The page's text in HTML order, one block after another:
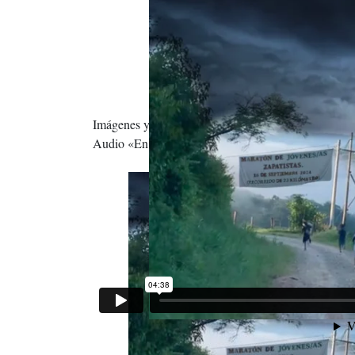
Imágenes y videos grabados por Los tercios Compas
Audio «En la noche», Amparanoia y Manu Chao